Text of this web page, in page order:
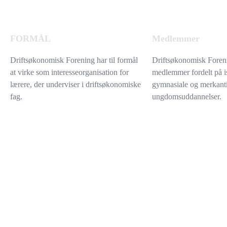
FORMÅL
Driftsøkonomisk Forening har til formål
at virke som interesseorganisation for
lærere, der underviser i driftsøkonomiske
fag.
Medlemmer
Driftsøkonomisk
medlemmer fordelt på
gymnasiale og
ungdomsuddannelser.